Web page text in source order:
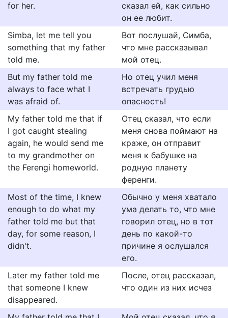
for her.
сказал ей, как сильно
он ее любит.
Simba, let me tell you
something that my father
told me.
Вот послушай, Симба,
что мне рассказывал
мой отец.
But my father told me
always to face what I
was afraid of.
Но отец учил меня
встречать грудью
опасность!
My father told me that if
I got caught stealing
again, he would send me
to my grandmother on
the Ferengi homeworld.
Отец сказал, что если
меня снова поймают на
краже, он отправит
меня к бабушке на
родную планету
ференги.
Most of the time, I knew
enough to do what my
father told me but that
day, for some reason, I
didn't.
Обычно у меня хватало
ума делать то, что мне
говорил отец, но в тот
день по какой-то
причине я ослушался
его.
Later my father told me
that someone I knew
disappeared.
После, отец рассказал,
что один из них исчез